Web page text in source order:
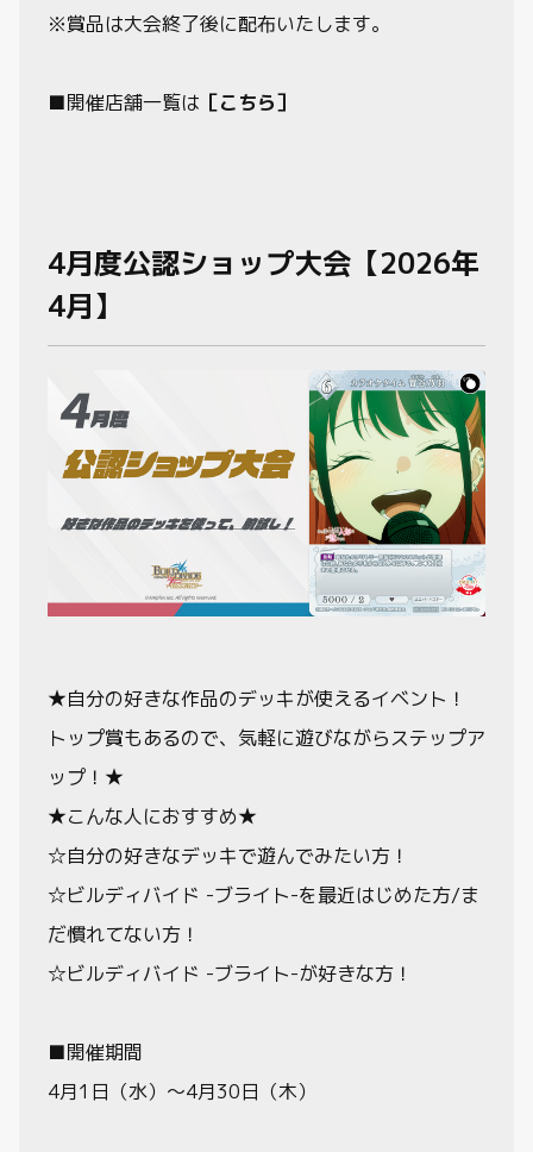
※賞品は大会終了後に配布いたします。
■開催店舗一覧は ［こちら］
4月度公認ショップ大会【2026年
4月】
★自分の好きな作品のデッキが使えるイベント！
トップ賞もあるので、気軽に遊びながらステップア
ップ！★
★こんな人におすすめ★
☆自分の好きなデッキで遊んでみたい方！
☆ビルディバイド -ブライト-を最近はじめた方/ま
だ慣れてない方！
☆ビルディバイド -ブライト-が好きな方！
■開催期間
4月1日（水）～4月30日（木）